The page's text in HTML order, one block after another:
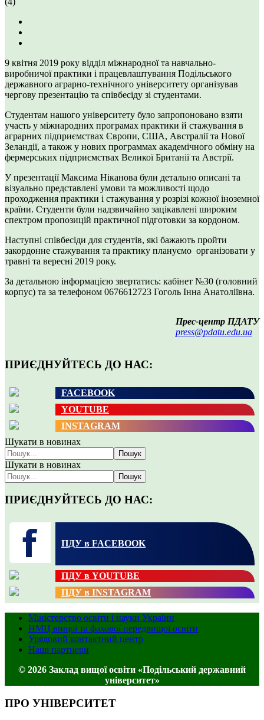
9 квітня 2019 року відділ міжнародної та навчально-
виробничої практики і працевлаштування Подільського
державного аграрно-технічного університету організував
чергову презентацію та співбесіду зі студентами.
Студентам нашого університету було запропоновано взяти
участь у міжнародних програмах практики й стажування в
аграрних підприємствах Європи, США, Австралії та Нової
Зеландії, а також у нових программах академічного обміну на
фермерських підприємствах Великої Британії та Австрії.
У презентації Максима Ніканова були детально описані та
візуально представлені умови та можливості щодо
проходження практики і стажування у розрізі кожної іноземної
країни. Студенти були надзвичайно зацікавлені широким
спектром пропозицій практичної підготовки за кордоном.
Наступні співбесіди для студентів, які бажають пройти
закордонне стажування та практику плануємо організовати у
травні та вересні 2019 року.
За детальною інформацією звертатись: кабінет №30 (головний
корпус) та за телефоном 0676612723 Гоголь Інна Анатоліївна.
Прес-центр ПДАТУ
press@pdatu.edu.ua
ПРИЄДНУЙТЕСЬ ДО НАС:
FACEBOOK
YOUTUBE
INSTAGRAM
Шукати в новинах
Пошук
Шукати в новинах
Пошук
ПРИЄДНУЙТЕСЬ ДО НАС:
ПДУ в FACEBOOK
ПДУ в YOUTUBE
ПДУ в INSTAGRAM
Міністерство освіти і науки України
НМЦ вищої та фахової передвищої освіти
Урядовий контактний центр
Наші партнери
© 2026 Заклад вищої освіти «Подільський державний
університет»
ПРО УНІВЕРСИТЕТ